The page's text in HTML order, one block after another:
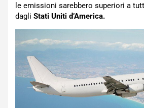
le emissioni sarebbero superiori a
dagli Stati Uniti d’America.